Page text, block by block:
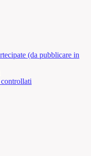
(da pubblicare in